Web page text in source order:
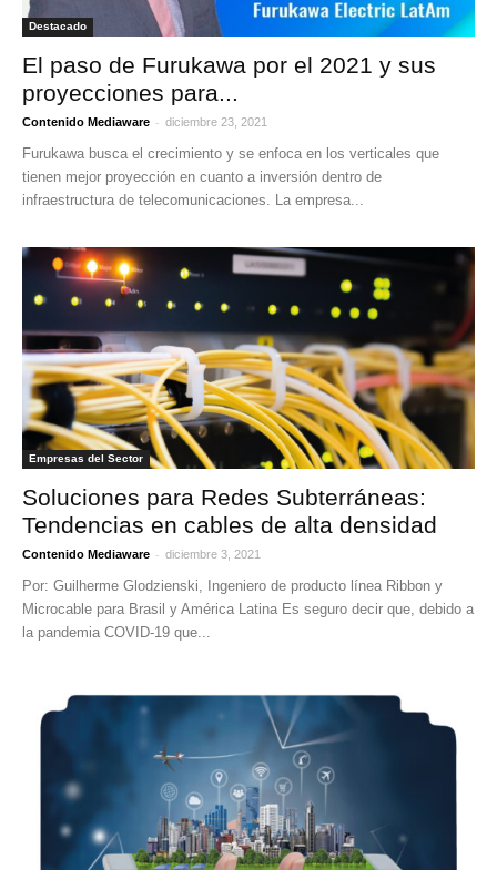
Destacado
El paso de Furukawa por el 2021 y sus
proyecciones para...
Contenido Mediaware - diciembre 23, 2021
Furukawa busca el crecimiento y se enfoca en los verticales que
tienen mejor proyección en cuanto a inversión dentro de
infraestructura de telecomunicaciones. La empresa...
Empresas del Sector
Soluciones para Redes Subterráneas:
Tendencias en cables de alta densidad
Contenido Mediaware - diciembre 3, 2021
Por: Guilherme Glodzienski, Ingeniero de producto línea Ribbon y
Microcable para Brasil y América Latina Es seguro decir que, debido a
la pandemia COVID-19 que...